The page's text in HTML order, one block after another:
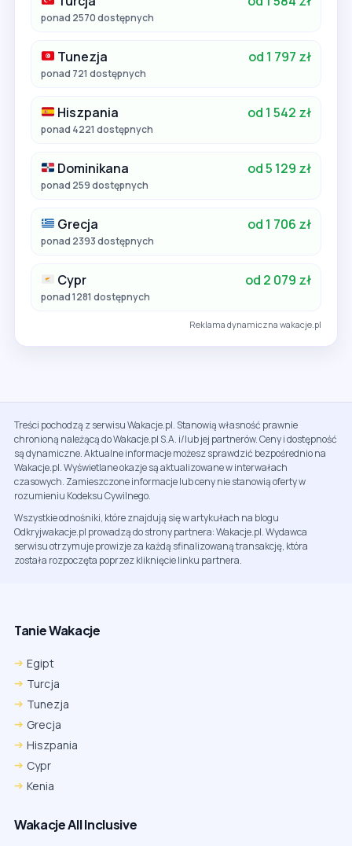
ponad 2570 dostępnych
Tunezja od 1 797 zł
ponad 721 dostępnych
Hiszpania od 1 542 zł
ponad 4221 dostępnych
Dominikana od 5 129 zł
ponad 259 dostępnych
Grecja od 1 706 zł
ponad 2393 dostępnych
Cypr od 2 079 zł
ponad 1281 dostępnych
Reklama dynamiczna wakacje.pl
Treści pochodzą z serwisu Wakacje.pl. Stanowią własność prawnie
chronioną należącą do Wakacje.pl S.A. i/lub jej partnerów. Ceny i dostępność
są dynamiczne. Aktualne informacje możesz sprawdzić bezpośrednio na
Wakacje.pl. Wyświetlane okazje są aktualizowane w interwałach
czasowych. Zamieszczone informacje lub ceny nie stanowią oferty w
rozumieniu Kodeksu Cywilnego.
Wszystkie odnośniki, które znajdują się w artykułach na blogu
Odkryjwakacje.pl prowadzą do strony partnera: Wakacje.pl. Wydawca
serwisu otrzymuje prowizje za każdą sfinalizowaną transakcję, która
została rozpoczęta poprzez kliknięcie linku partnera.
Tanie Wakacje
Egipt
Turcja
Tunezja
Grecja
Hiszpania
Cypr
Kenia
Wakacje All Inclusive